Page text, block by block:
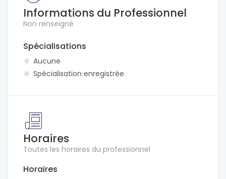
Informations du Professionnel
Non renseigné
Spécialisations
Aucune
Spécialisation enregistrée
Horaires
Toutes les horaires du professionnel
Horaires